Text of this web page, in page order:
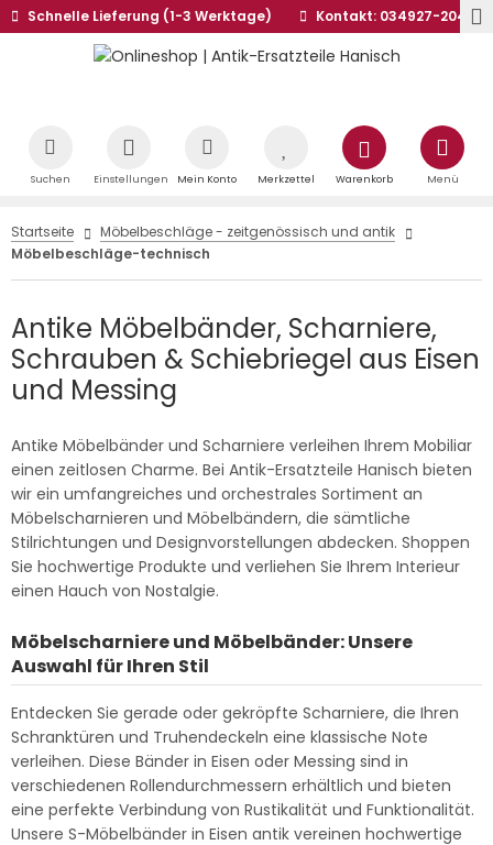
Schnelle Lieferung (1-3 Werktage) Kontakt: 034927-20441
Suchen Einstellungen Mein Konto Merkzettel Warenkorb Menü
Startseite
Möbelbeschläge - zeitgenössisch und antik
Möbelbeschläge-technisch
Antike Möbelbänder, Scharniere,
Schrauben & Schiebriegel aus Eisen
und Messing
Antike Möbelbänder und Scharniere verleihen Ihrem Mobiliar
einen zeitlosen Charme. Bei Antik-Ersatzteile Hanisch bieten
wir ein umfangreiches und orchestrales Sortiment an
Möbelscharnieren und Möbelbändern, die sämtliche
Stilrichtungen und Designvorstellungen abdecken. Shoppen
Sie hochwertige Produkte und verliehen Sie Ihrem Interieur
einen Hauch von Nostalgie.
Möbelscharniere und Möbelbänder: Unsere
Auswahl für Ihren Stil
Entdecken Sie gerade oder gekröpfte Scharniere, die Ihren
Schranktüren und Truhendeckeln eine klassische Note
verleihen. Diese Bänder in Eisen oder Messing sind in
verschiedenen Rollendurchmessern erhältlich und bieten
eine perfekte Verbindung von Rustikalität und Funktionalität.
Unsere S-Möbelbänder in Eisen antik vereinen hochwertige